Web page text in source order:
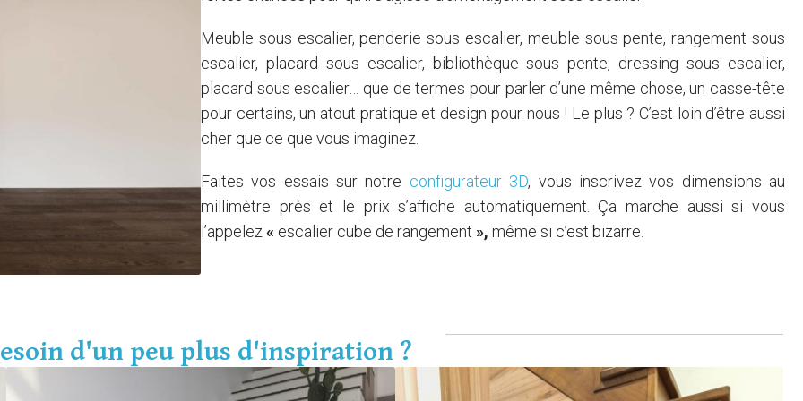
Meuble sous escalier, penderie sous escalier, meuble sous pente, rangement sous
escalier, placard sous escalier, bibliothèque sous pente, dressing sous escalier,
placard sous escalier… que de termes pour parler d’une même chose, un casse-tête
pour certains, un atout pratique et design pour nous ! Le plus ? C’est loin d’être aussi
cher que ce que vous imaginez.
Faites vos essais sur notre configurateur 3D, vous inscrivez vos dimensions au
millimètre près et le prix s’affiche automatiquement. Ça marche aussi si vous
l’appelez « escalier cube de rangement », même si c’est bizarre.
d'un peu plus d'inspiration ?